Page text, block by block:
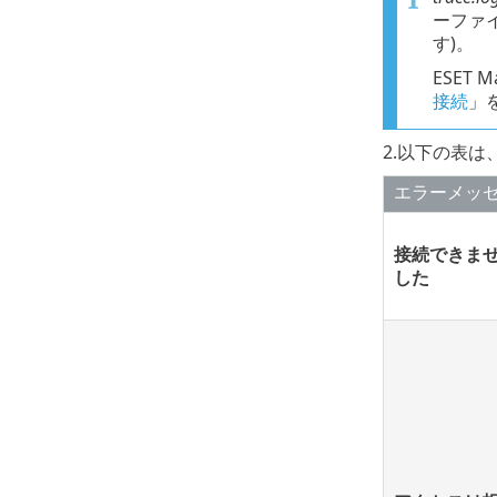
ーファ
す)。
ESET
接続」
2.以下の表は
エラーメッ
接続できま
した